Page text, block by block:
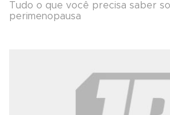
Tudo o que você precisa saber
perimenopausa